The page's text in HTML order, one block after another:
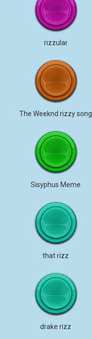
rizzular
The Weeknd rizzy song
Sisyphus Meme
that rizz
drake rizz